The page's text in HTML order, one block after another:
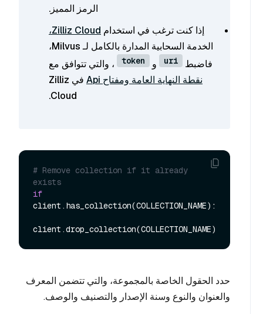
الرمز المميز.
إذا كنت ترغب في استخدام Zilliz Cloud،
الخدمة السحابية المدارة بالكامل لـ Milvus،
فاضبط
uri و token
، والتي تتوافق مع
نقطة النهاية العامة ومفتاح Api
في Zilliz
Cloud.
# Remove collection if it already
exists
if
client.has_collection(COLLECTION_NAME):
حدد الحقول الخاصة بالمجموعة، والتي تتضمن المعرف
والعنوان والنوع وسنة الإصدار والتصنيف والوصف.